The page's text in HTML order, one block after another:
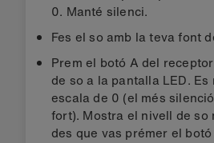
0. Manté silenci.
Fes el so amb la teva font
Prem el botó A del
de so a la pantalla LED.
escala de 0 (el més
fort). Mostra el nivell de so
des que vas prémer el